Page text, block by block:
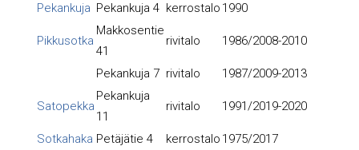
Pekankuja Pekankuja 4 kerrostalo 1990
Pikkusotka
Makkosentie
41
rivitalo 1986/2008-2010
Pekankuja 7 rivitalo 1987/2009-2013
Satopekka
Pekankuja
11
rivitalo 1991/2019-2020
Sotkahaka Petäjätie 4 kerrostalo 1975/2017